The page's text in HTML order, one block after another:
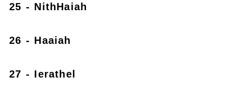
25 - NithHaiah
26 - Haaiah
27 - Ierathel